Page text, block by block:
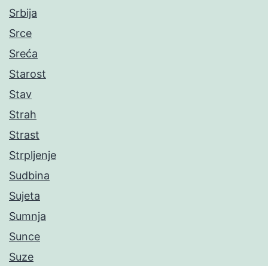
Srbija
Srce
Sreća
Starost
Stav
Strah
Strast
Strpljenje
Sudbina
Sujeta
Sumnja
Sunce
Suze